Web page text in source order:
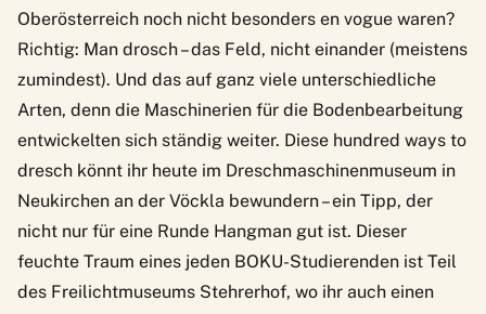
Oberösterreich noch nicht besonders en vogue waren?
Richtig: Man drosch – das Feld, nicht einander (meistens
zumindest). Und das auf ganz viele unterschiedliche
Arten, denn die Maschinerien für die Bodenbearbeitung
entwickelten sich ständig weiter. Diese hundred ways to
dresch könnt ihr heute im Dreschmaschinenmuseum in
Neukirchen an der Vöckla bewundern – ein Tipp, der
nicht nur für eine Runde Hangman gut ist. Dieser
feuchte Traum eines jeden BOKU-Studierenden ist Teil
des Freilichtmuseums Stehrerhof, wo ihr auch einen